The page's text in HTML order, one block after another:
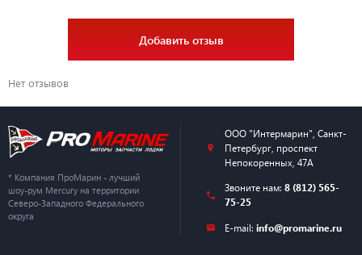
Добавить отзыв
Нет отзывов
* Компания ПроМарин - лучший
шоу-рум Mercury на территории
Северо-Западного Федерального
округа
ООО "Интермарин" Санкт-
Петербург, проспект
Непокоренных, 47А
Звоните нам: 8 (812) 565-
75-25
E-mail: info@promarine.ru